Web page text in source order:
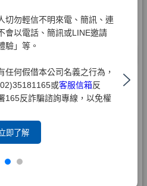
切勿輕信不明來電、簡訊、連
會以電話、簡訊或LINE邀請
驗」等。
任何假借本公司名義之行為，
或客服信箱反
165反詐騙諮詢專線，以免權
即了解